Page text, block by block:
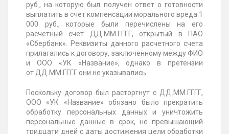
руб., на которую был получен ответ о готовности
выплатить в счет компенсации морального вреда 1
000 руб., которые были перечислены на его
расчетный счет ДД.ММ.ГГГГ, открытый в ПАО
«Сбербанк». Реквизиты данного расчетного счета
прилагались к договору, заключенному между ФИО
и ООО «УК «Название», однако в претензии
отДД.ММ.ГГГГ они не указывались.
Поскольку договор был расторгнут с ДД.ММ.ГГГГ,
ООО «УК «Название» обязано было прекратить
обработку персональных данных и уничтожить
персональные данные в срок, не превышающий
тридцати дней с даты достижения цели обработки